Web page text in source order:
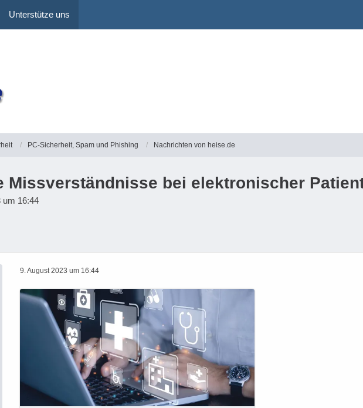
Unterstütze uns
PC-Sicherheit, Spam und Phishing Nachrichten von heise.de
Missverständnisse bei elektronischer
um 16:44
9. August 2023 um 16:44